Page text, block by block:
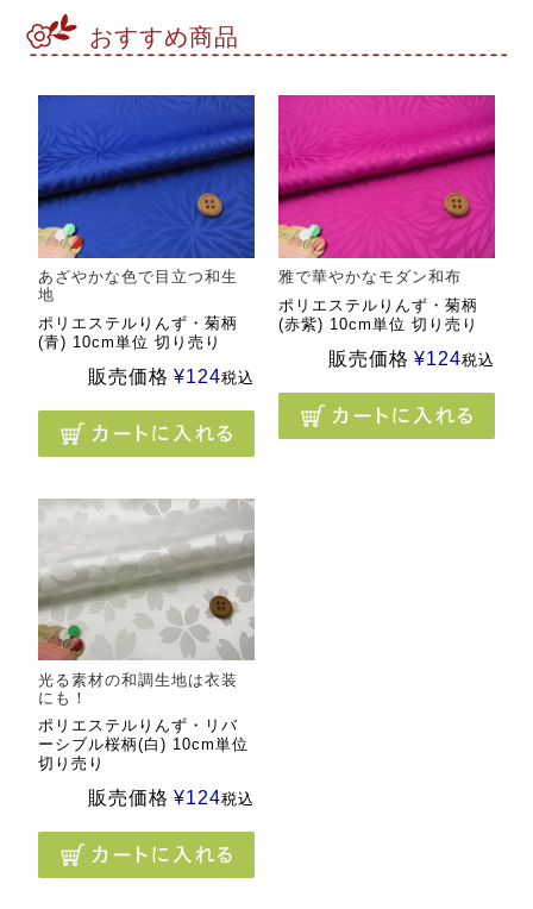
おすすめ商品
あざやかな色で目立つ和生
地
ポリエステルりんず・菊柄
(青) 10cm単位 切り売り
販売価格 ¥124税込
雅で華やかなモダン和布
ポリエステルりんず・菊柄
(赤紫) 10cm単位 切り売り
販売価格 ¥124税込
光る素材の和調生地は衣装
にも！
ポリエステルりんず・リバ
ーシブル桜柄(白) 10cm単位
切り売り
販売価格 ¥124税込